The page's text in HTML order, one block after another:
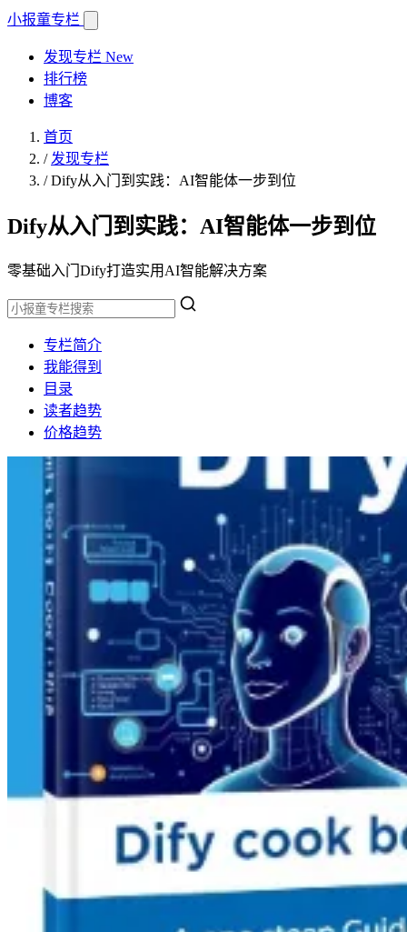
小报童专栏
发现专栏 New
排行榜
博客
首页
/ 发现专栏
/Dify从入门到实践：AI智能体一步到位
Dify从入门到实践：AI智能体一步到位
零基础入门Dify打造实用AI智能解决方案
专栏简介
我能得到
目录
读者趋势
价格趋势